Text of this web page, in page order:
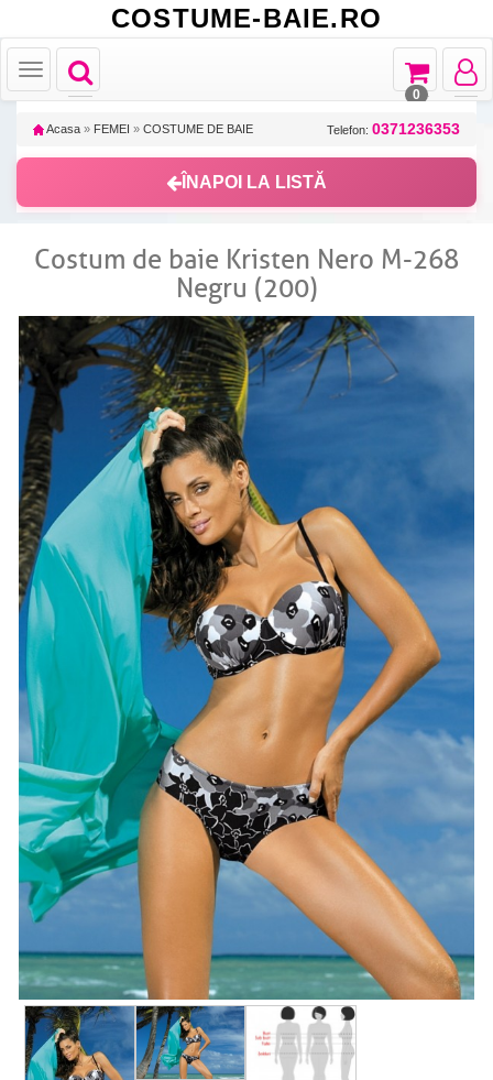
COSTUME-BAIE.RO
Toggle
navigation
Toggle
navigation
Toggle
Toggle
navigation
0
Acasa » FEMEI » COSTUME DE BAIE Telefon: 0371236353
ÎNAPOI LA LISTĂ
Costum de baie Kristen Nero M-268
Negru (200)